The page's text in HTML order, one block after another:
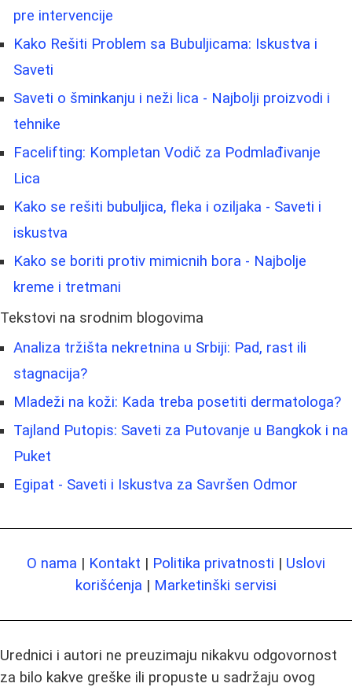
pre intervencije
Kako Rešiti Problem sa Bubuljicama: Iskustva i
Saveti
Saveti o šminkanju i neži lica - Najbolji proizvodi i
tehnike
Facelifting: Kompletan Vodič za Podmlađivanje
Lica
Kako se rešiti bubuljica, fleka i oziljaka - Saveti i
iskustva
Kako se boriti protiv mimicnih bora - Najbolje
kreme i tretmani
Tekstovi na srodnim blogovima
Analiza tržišta nekretnina u Srbiji: Pad, rast ili
stagnacija?
Mladeži na koži: Kada treba posetiti dermatologa?
Tajland Putopis: Saveti za Putovanje u Bangkok i na
Puket
Egipat - Saveti i Iskustva za Savršen Odmor
O nama | Kontakt | Politika privatnosti | Uslovi
korišćenja | Marketinški servisi
Urednici i autori ne preuzimaju nikakvu odgovornost
za bilo kakve greške ili propuste u sadržaju ovog